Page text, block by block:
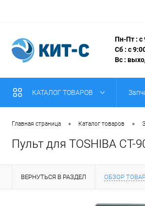
Пн-Пт : с
Сб : с
Вс :
КАТАЛОГ ТОВАРОВ
Главная страница • Каталог товаров •
Пульт для TOSHIBA CT-
ВЕРНУТЬСЯ В РАЗДЕЛ ОБЗОР